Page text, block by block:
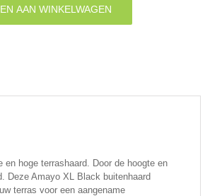
AAN WINKELWAGEN
hoge terrashaard. Door de hoogte en
Deze Amayo XL Black buitenhaard
terras voor een aangename